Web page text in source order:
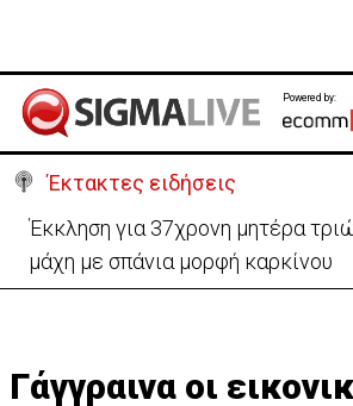
Powered by:
Έκτακτες ειδήσεις
Γερμανία: Συγκρούστηκαν δύο
25 τραυματίες, οι 7 σοβαρά
Γάγγραινα οι